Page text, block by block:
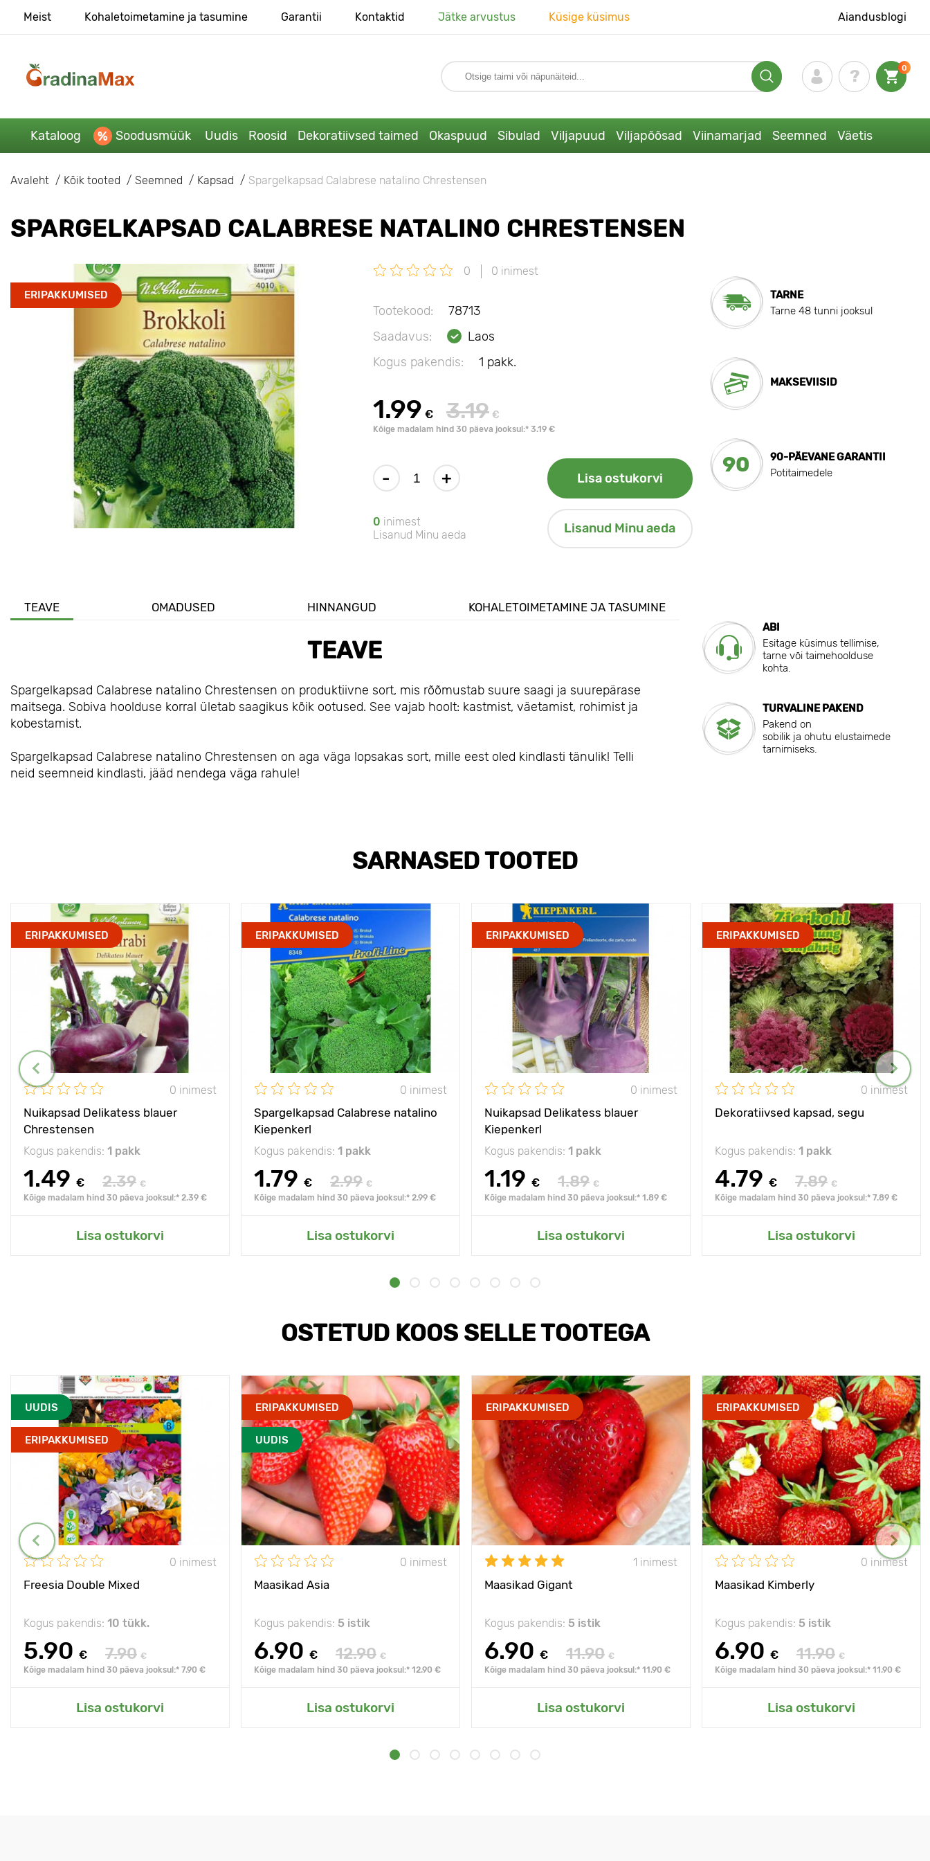
Meist Kohaletoimetamine ja tasumine Garantii Kontaktid Jätke arvustus Küsige küsimus Aiandusblogi
0
Kataloog Soodusmüük Uudis Roosid Dekoratiivsed taimed Okaspuud Sibulad Viljapuud Viljapõõsad Viinamarjad Seemned Väetis
Avaleht Kõik tooted Seemned Kapsad Spargelkapsad Calabrese natalino Chrestensen
SPARGELKAPSAD CALABRESE NATALINO CHRESTENSEN
ERIPAKKUMISED
0 0 inimest
Tootekood:
78713
Saadavus:
Laos
Kogus pakendis:
1 pakk.
1.99 € 3.19 €
Kõige madalam hind 30 päeva jooksul:* 3.19 €
- + Lisa ostukorvi
0 inimest
Lisanud Minu aeda
Lisanud Minu aeda
TARNE
Tarne 48 tunni jooksul
MAKSEVIISID
90
90-PÄEVANE GARANTII
Potitaimedele
TEAVE OMADUSED HINNANGUD KOHALETOIMETAMINE JA TASUMINE
TEAVE
Spargelkapsad Calabrese natalino Chrestensen on produktiivne sort, mis rõõmustab suure saagi ja suurepärase
maitsega. Sobiva hoolduse korral ületab saagikus kõik ootused. See vajab hoolt: kastmist, väetamist, rohimist ja
kobestamist.
Spargelkapsad Calabrese natalino Chrestensen on aga väga lopsakas sort, mille eest oled kindlasti tänulik! Telli
neid seemneid kindlasti, jääd nendega väga rahule!
ABI
Esitage küsimus tellimise,
tarne või taimehoolduse
kohta.
TURVALINE PAKEND
Pakend on
sobilik ja ohutu elustaimede
tarnimiseks.
SARNASED TOOTED
ERIPAKKUMISED
0 inimest
Nuikapsad Delikatess blauer
Chrestensen
Kogus pakendis: 1 pakk
1.49 € 2.39 €
Kõige madalam hind 30 päeva jooksul:* 2.39 €
Lisa ostukorvi
ERIPAKKUMISED
0 inimest
Spargelkapsad Calabrese natalino
Kiepenkerl
Kogus pakendis: 1 pakk
1.79 € 2.99 €
Kõige madalam hind 30 päeva jooksul:* 2.99 €
Lisa ostukorvi
ERIPAKKUMISED
0 inimest
Nuikapsad Delikatess blauer
Kiepenkerl
Kogus pakendis: 1 pakk
1.19 € 1.89 €
Kõige madalam hind 30 päeva jooksul:* 1.89 €
Lisa ostukorvi
ERIPAKKUMISED
0 inimest
Dekoratiivsed kapsad, segu
Kogus pakendis: 1 pakk
4.79 € 7.89 €
Kõige madalam hind 30 päeva jooksul:* 7.89 €
Lisa ostukorvi
OSTETUD KOOS SELLE TOOTEGA
UUDIS
ERIPAKKUMISED
0 inimest
Freesia Double Mixed
Kogus pakendis: 10 tükk.
5.90 € 7.90 €
Kõige madalam hind 30 päeva jooksul:* 7.90 €
Lisa ostukorvi
ERIPAKKUMISED
UUDIS
0 inimest
Maasikad Asia
Kogus pakendis: 5 istik
6.90 € 12.90 €
Kõige madalam hind 30 päeva jooksul:* 12.90 €
Lisa ostukorvi
ERIPAKKUMISED
1 inimest
Maasikad Gigant
Kogus pakendis: 5 istik
6.90 € 11.90 €
Kõige madalam hind 30 päeva jooksul:* 11.90 €
Lisa ostukorvi
ERIPAKKUMISED
0 inimest
Maasikad Kimberly
Kogus pakendis: 5 istik
6.90 € 11.90 €
Kõige madalam hind 30 päeva jooksul:* 11.90 €
Lisa ostukorvi